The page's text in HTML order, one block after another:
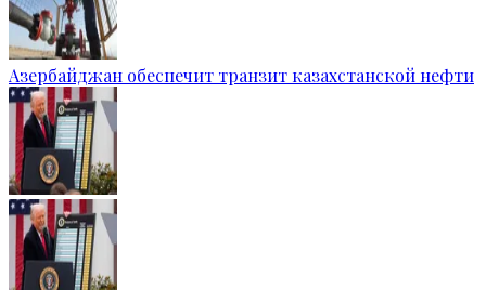
Азербайджан обеспечит транзит казахстанской нефти